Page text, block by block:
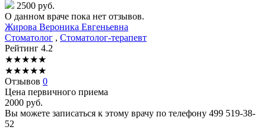
2500 руб.
О данном враче пока нет отзывов.
Жирова Вероника Евгеньевна
Стоматолог , Стоматолог-терапевт
Рейтинг 4.2
★★★★★
★★★★★
Отзывов 0
Цена первичного приема
2000 руб.
Вы можете записаться к этому врачу по телефону 499 519-38-
52